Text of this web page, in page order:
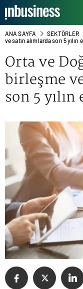
ANA SAYFA SEKTÖRLER
ve satın alımlarda son 5 yılın
Orta ve
birleşme
son 5